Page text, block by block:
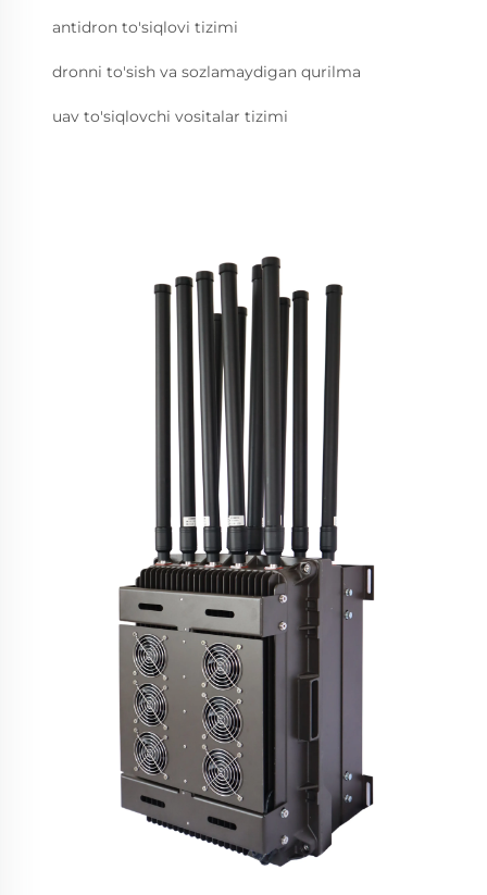
antidron to'siqlovi tizimi
dronni to'sish va sozlamaydigan qurilma
uav to'siqlovchi vositalar tizimi